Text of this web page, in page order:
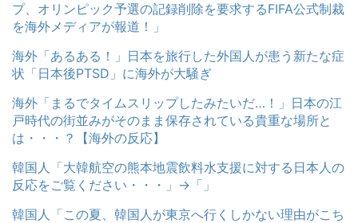
プ、オリンピック予選の記録削除を要求するFIFA公式制裁
を海外メディアが報道！」
海外「あるある！」日本を旅行した外国人が患う新たな症
状「日本後PTSD」に海外が大騒ぎ
海外「まるでタイムスリップしたみたいだ…！」日本の江
戸時代の街並みがそのまま保存されている貴重な場所と
は・・・？【海外の反応】
韓国人「大韓航空の熊本地震飲料水支援に対する日本人の
反応をご覧ください・・・」→「」
韓国人「この夏、韓国人が東京へ行くしかない理由がこち